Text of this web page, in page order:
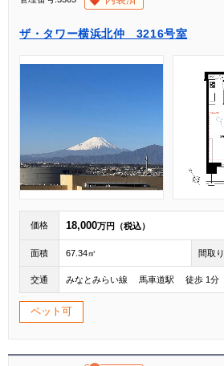
ザ・タワー横浜北仲 3216号室
価格 18,000万円（税込）
面積 67.34㎡ 間取り
交通 みなとみらい線 馬車道駅 徒歩 1分
ペット可